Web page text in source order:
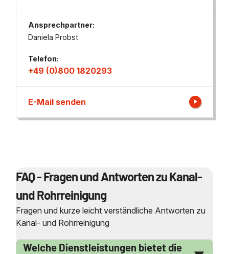
Ansprechpartner:
Daniela Probst
Telefon:
+49 (0)800 1820293
E-Mail senden
FAQ - Fragen und Antworten zu Kanal-
und Rohrreinigung
Fragen und kurze leicht verständliche Antworten zu
Kanal- und Rohrreinigung
Welche Dienstleistungen bietet die